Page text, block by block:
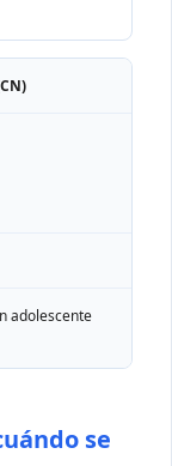
adolescente
se